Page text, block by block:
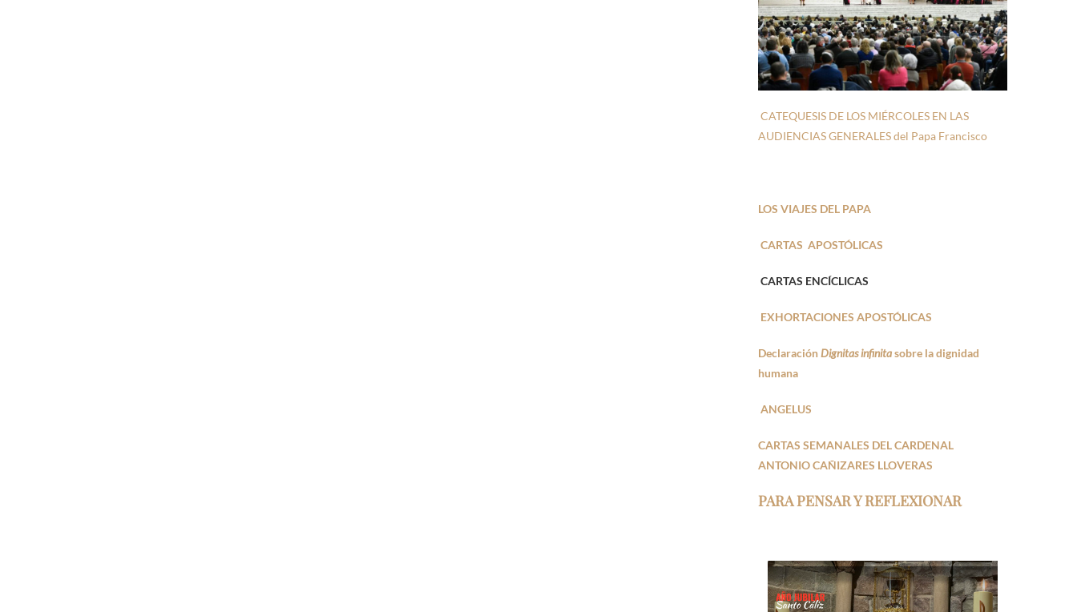
CATEQUESIS DE LOS MIÉRCOLES EN LAS
AUDIENCIAS GENERALES del Papa Francisco
LOS VIAJES DEL PAPA
CARTAS APOSTÓLICAS
CARTAS ENCÍCLICAS
EXHORTACIONES APOSTÓLICAS
DeclaraciónDignitas infinitasobre la dignidad
humana
ANGELUS
CARTAS SEMANALES DEL CARDENAL
ANTONIO CAÑIZARES LLOVERAS
PARA PENSAR Y REFLEXIONAR